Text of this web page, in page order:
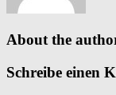
About the
Schreibe einen